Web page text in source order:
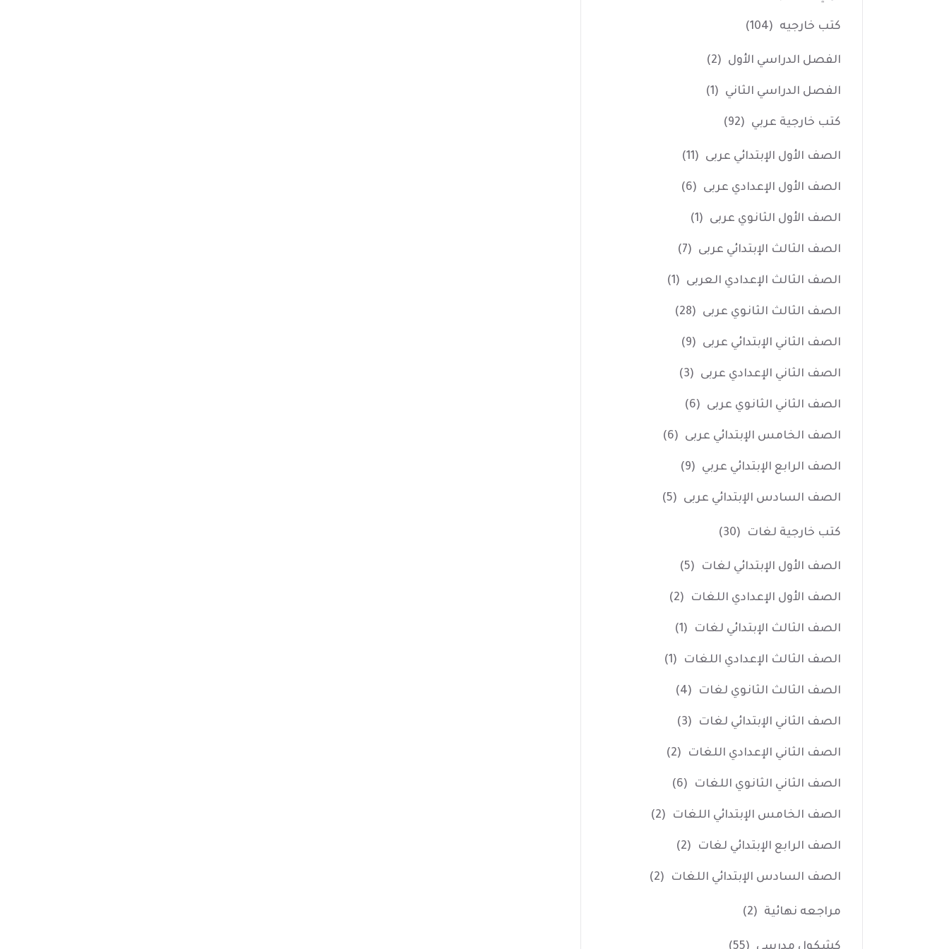
كتب خارجيه (104)
الفصل الدراسي الأول (2)
الفصل الدراسي الثاني (1)
كتب خارجية عربي (92)
الصف الأول الإبتدائي عربى (11)
الصف الأول الإعدادي عربى (6)
الصف الأول الثانوي عربى (1)
الصف الثالث الإبتدائي عربى (7)
الصف الثالث الإعدادي العربى (1)
الصف الثالث الثانوي عربى (28)
الصف الثاني الإبتدائي عربى (9)
الصف الثاني الإعدادي عربى (3)
الصف الثاني الثانوي عربى (6)
الصف الخامس الإبتدائي عربى (6)
الصف الرابع الإبتدائي عربي (9)
الصف السادس الإبتدائي عربى (5)
كتب خارجية لغات (30)
الصف الأول الإبتدائي لغات (5)
الصف الأول الإعدادي اللغات (2)
الصف الثالث الإبتدائي لغات (1)
الصف الثالث الإعدادي اللغات (1)
الصف الثالث الثانوي لغات (4)
الصف الثاني الإبتدائي لغات (3)
الصف الثاني الإعدادي اللغات (2)
الصف الثاني الثانوي اللغات (6)
الصف الخامس الإبتدائي اللغات (2)
الصف الرابع الإبتدائي لغات (2)
الصف السادس الإبتدائي اللغات (2)
مراجعه نهائية (2)